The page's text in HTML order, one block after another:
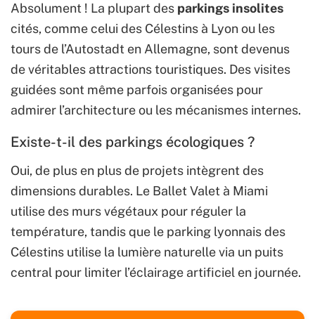
Absolument ! La plupart des parkings insolites
cités, comme celui des Célestins à Lyon ou les
tours de l’Autostadt en Allemagne, sont devenus
de véritables attractions touristiques. Des visites
guidées sont même parfois organisées pour
admirer l’architecture ou les mécanismes internes.
Existe-t-il des parkings écologiques ?
Oui, de plus en plus de projets intègrent des
dimensions durables. Le Ballet Valet à Miami
utilise des murs végétaux pour réguler la
température, tandis que le parking lyonnais des
Célestins utilise la lumière naturelle via un puits
central pour limiter l’éclairage artificiel en journée.